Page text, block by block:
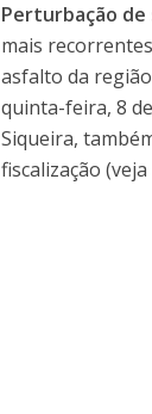
Perturbação
mais
asfalto da
quinta-feira, 8
Siqueira,
fiscalização